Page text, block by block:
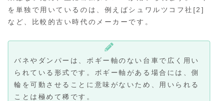
を単独で用いているのは、例えばシュワルツコフ社[2]
など、比較的古い時代のメーカーです。
バネやダンパーは、ボギー軸のない台車で広く用い
られている形式です。ボギー軸がある場合には、側
輪を可動させることに意味がないため、用いられる
ことは極めて稀です。